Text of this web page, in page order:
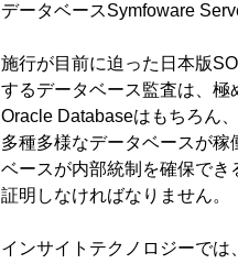
データベースSymfoware
施行が目前に迫った日本版
するデータベース監査は、極
Oracle Databaseはもちろん
多種多様なデータベースが
ベースが内部統制を確保で
証明しなければなりません。
インサイトテクノロジーで